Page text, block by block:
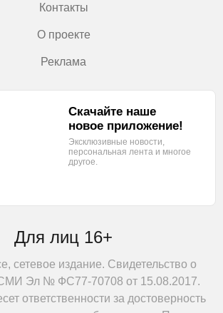
Контакты
О проекте
Реклама
Для лиц 16+
сетевое издание. Свидетельство о
СМИ Эл № ФС77-70708 от 15.08.2017.
ответственности за достоверность
Скачайте наше
новое приложение!
Эксклюзивные новости,
персональная лента и многое
другое.